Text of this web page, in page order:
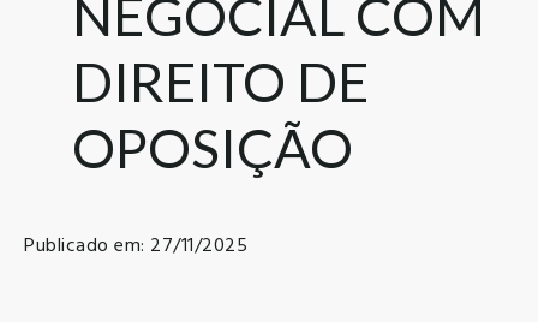
NEGOCIAL COM
DIREITO DE
OPOSIÇÃO
Publicado em: 27/11/2025